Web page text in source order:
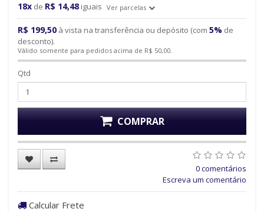
18x de R$ 14,48 iguais Ver parcelas
R$ 199,50 à vista na transferência ou depósito (com 5% de
desconto).
Válido somente para pedidos acima de R$ 50,00.
Qtd
COMPRAR
0 comentários
Escreva um comentário
Calcular Frete